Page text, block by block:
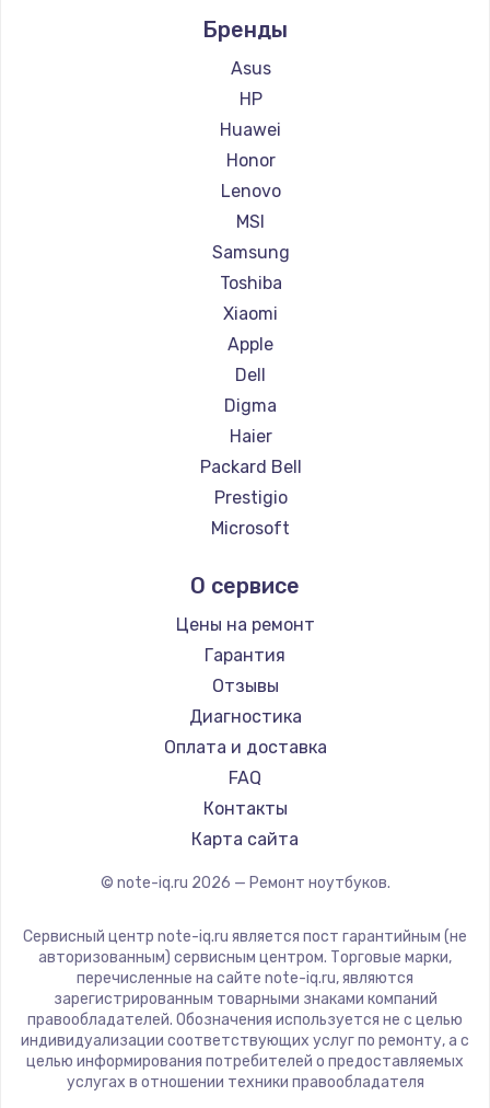
Ремонт ноутбуков Aquarius
Ремонт ноутбуков Gigabyte
Ремонт ноутбуков Aorus
Ремонт ноутбуков Maibenben
Ремонт ноутбуков Getac
Ремонт ноутбуков Epson
Ремонт ноутбуков Philips
Ремонт ноутбуков LG
Ремонт ноутбуков Panasonic
Ремонт ноутбуков Irbis
Ремонт ноутбуков Thunderobot
Ремонт ноутбуков Hasee
Ремонт ноутбуков ZTE
Ремонт ноутбуков Hiper
Ремонт ноутбуков Evga
Ремонт ноутбуков Google
Ремонт ноутбуков Echips
Ремонт ноутбуков Predator
Ремонт ноутбуков iru
Ремонт ноутбуков Machenike
Ремонт ноутбуков DEXP
Ремонт ноутбуков Teclast
Ремонт ноутбуков CHUWI
Ремонт ноутбуков Colorful
Бренды
Asus
HP
Huawei
Honor
Lenovo
MSI
Samsung
Toshiba
Xiaomi
Apple
Dell
Digma
Haier
Packard Bell
Prestigio
Microsoft
Aquarius
Gigabyte
Aorus
Maibenben
Getac
Epson
Philips
LG
Panasonic
ZTE
Hiper
Evga
Google
Echips
О сервисе
Цены на ремонт
Гарантия
Отзывы
Диагностика
Оплата и доставка
FAQ
Контакты
Карта сайта
© note-iq.ru 2026 — Ремонт ноутбуков.
Сервисный центр note-iq.ru является пост гарантийным (не
авторизованным) сервисным центром. Торговые марки,
перечисленные на сайте note-iq.ru, являются
зарегистрированным товарными знаками компаний
правообладателей. Обозначения используется не с целью
индивидуализации соответствующих услуг по ремонту, а с
целью информирования потребителей о предоставляемых
услугах в отношении техники правообладателя